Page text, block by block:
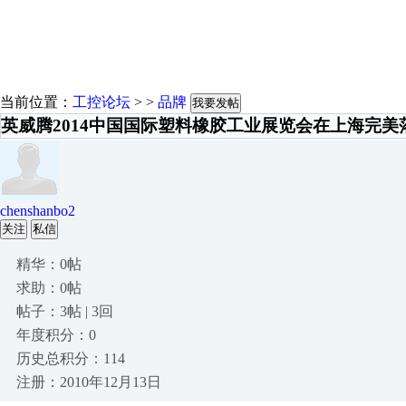
当前位置： 工控论坛 > > 品牌 我要发帖
英威腾2014中国国际塑料橡胶工业展览会在上海完美
chenshanbo2
关注 私信
精华：0帖
求助：0帖
帖子：3帖 | 3回
年度积分：0
历史总积分：114
注册：2010年12月13日